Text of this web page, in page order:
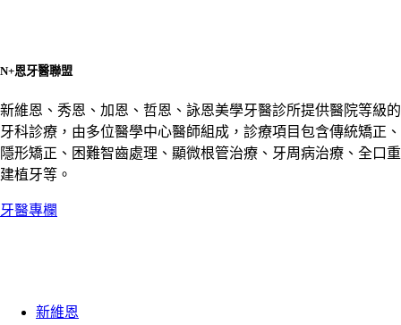
N+恩牙醫聯盟
新維恩、秀恩、加恩、哲恩、詠恩美學牙醫診所提供醫院等級的
牙科診療，由多位醫學中心醫師組成，診療項目包含傳統矯正、
隱形矯正、困難智齒處理、顯微根管治療、牙周病治療、全口重
建植牙等。
牙醫專欄
新維恩